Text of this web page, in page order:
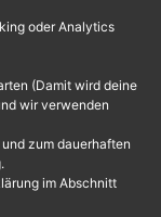
oder Analytics
(Damit wird deine
wir verwenden
zum dauerhaften
im Abschnitt